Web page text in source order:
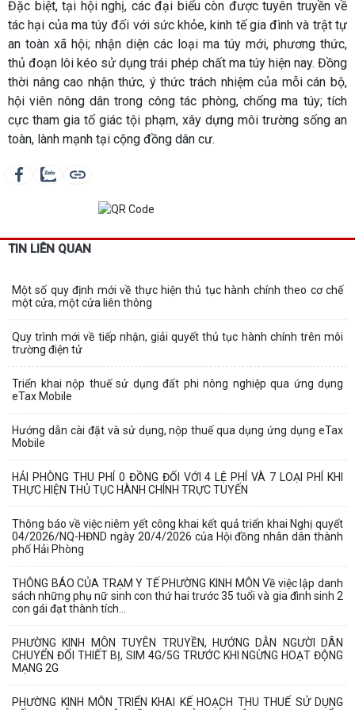
Đặc biệt, tại hội nghị, các đại biểu còn được tuyên truyền về
tác hại của ma túy đối với sức khỏe, kinh tế gia đình và trật tự
an toàn xã hội; nhận diện các loại ma túy mới, phương thức,
thủ đoạn lôi kéo sử dụng trái phép chất ma túy hiện nay. Đồng
thời nâng cao nhận thức, ý thức trách nhiệm của mỗi cán bộ,
hội viên nông dân trong công tác phòng, chống ma túy; tích
cực tham gia tố giác tội phạm, xây dựng môi trường sống an
toàn, lành mạnh tại cộng đồng dân cư.
TIN LIÊN QUAN
Một số quy định mới về thực hiện thủ tục hành chính theo cơ chế
một cửa, một cửa liên thông
Quy trình mới về tiếp nhận, giải quyết thủ tục hành chính trên môi
trường điện tử
Triển khai nộp thuế sử dụng đất phi nông nghiệp qua ứng dụng
eTax Mobile
Hướng dẫn cài đặt và sử dụng, nộp thuế qua dụng ứng dụng eTax
Mobile
HẢI PHÒNG THU PHÍ 0 ĐỒNG ĐỐI VỚI 4 LỆ PHÍ VÀ 7 LOẠI PHÍ KHI
THỰC HIỆN THỦ TỤC HÀNH CHÍNH TRỰC TUYẾN
Thông báo về việc niêm yết công khai kết quả triển khai Nghị quyết
04/2026/NQ-HĐND ngày 20/4/2026 của Hội đồng nhân dân thành
phố Hải Phòng
THÔNG BÁO CỦA TRẠM Y TẾ PHƯỜNG KINH MÔN Về việc lập danh
sách những phụ nữ sinh con thứ hai trước 35 tuổi và gia đình sinh 2
con gái đạt thành tích...
PHƯỜNG KINH MÔN TUYÊN TRUYỀN, HƯỚNG DẪN NGƯỜI DÂN
CHUYỂN ĐỔI THIẾT BỊ, SIM 4G/5G TRƯỚC KHI NGỪNG HOẠT ĐỘNG
MẠNG 2G
PHƯỜNG KINH MÔN TRIỂN KHAI KẾ HOẠCH THU THUẾ SỬ DỤNG
cửa, một cửa liên thông
trường điện tử
Triển khai nộp thuế sử dụng đất phi nông nghiệp qua ứng dụng eTax
Mobile
Hướng dẫn cài đặt và sử dụng, nộp thuế qua dụng ứng dụng eTax
Mobile